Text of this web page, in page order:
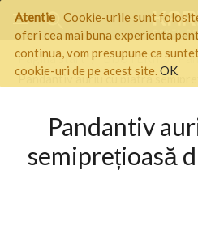
Atentie Cookie-urile sunt
oferi cea mai buna experienta
continua, vom presupune ca
cookie-uri de pe acest site.OK
Pagina start / BIJUTERII /
Pandantiv auriu cu piatră
Pandantiv
semiprețioasă